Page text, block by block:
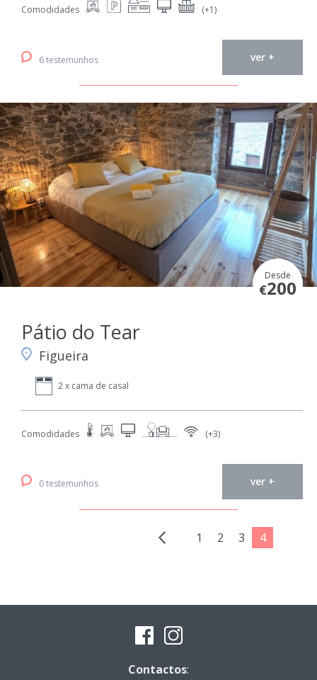
Comodidades (+1)
6 testemunhos ver +
Desde
€200
Pátio do Tear
Figueira
2 x cama de casal
Comodidades (+3)
0 testemunhos ver +
1 2 3 4
Contactos: